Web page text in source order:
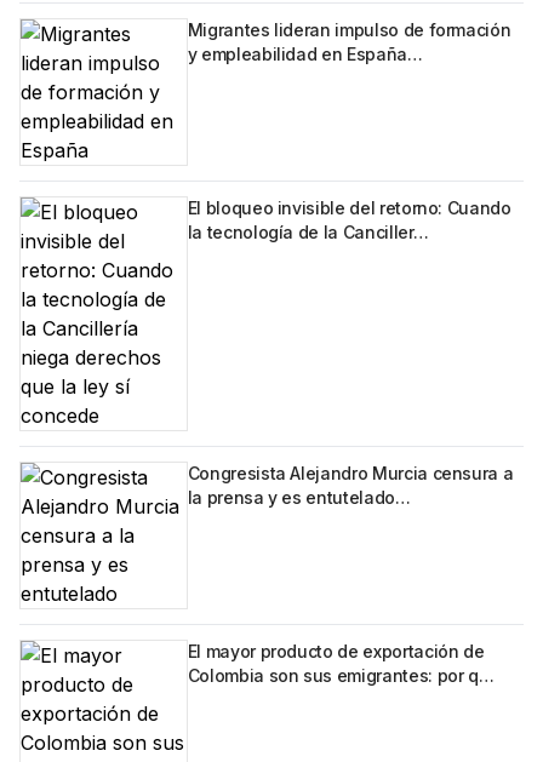
Migrantes lideran impulso de formación
y empleabilidad en España…
El bloqueo invisible del retorno: Cuando
la tecnología de la Canciller…
Congresista Alejandro Murcia censura a
la prensa y es entutelado…
El mayor producto de exportación de
Colombia son sus emigrantes: por q…